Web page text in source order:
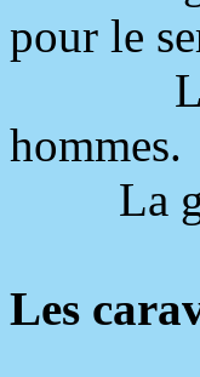
pour le
hommes.
La
Les